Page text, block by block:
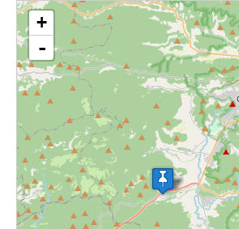
loading map - please wait...
+
-